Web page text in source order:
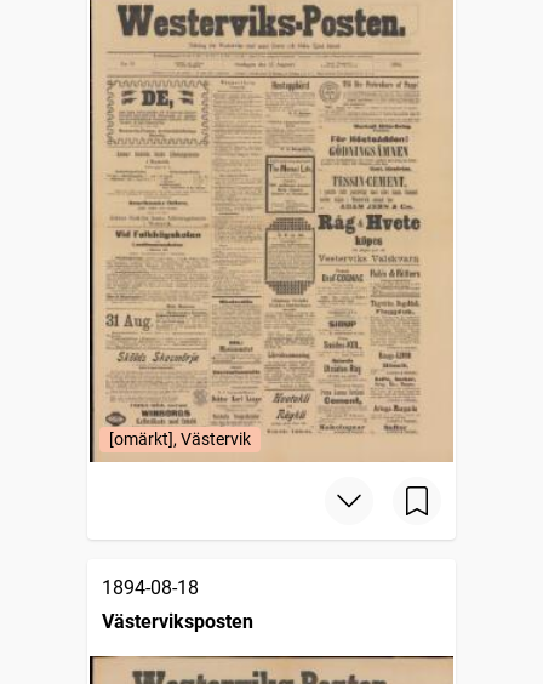
[omärkt], Västervik
1894-08-18
Västerviksposten